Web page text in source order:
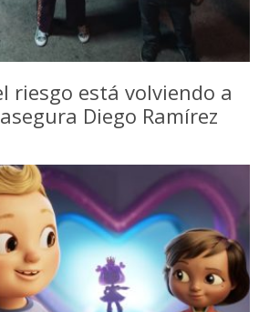
riesgo está volviendo a
Diego Ramírez